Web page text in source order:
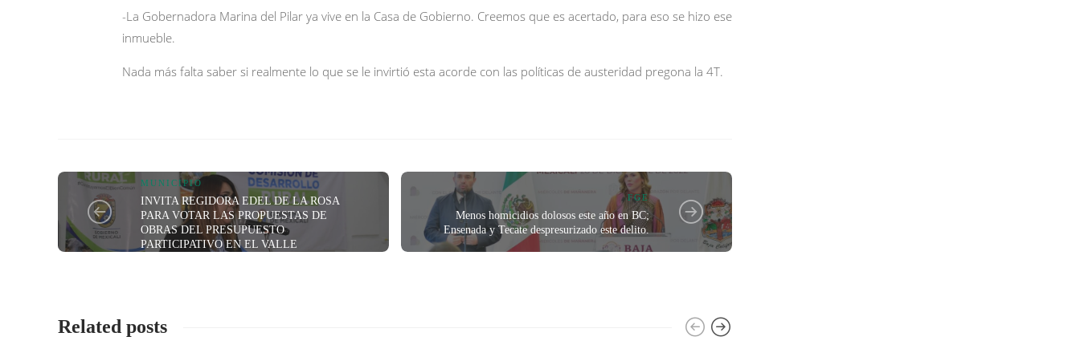
-La Gobernadora Marina del Pilar ya vive en la Casa de Gobierno. Creemos que es acertado, para eso se hizo ese
inmueble.
Nada más falta saber si realmente lo que se le invirtió esta acorde con las políticas de austeridad pregona la 4T.
MUNICIPIO
INVITA REGIDORA EDEL DE LA ROSA
PARA VOTAR LAS PROPUESTAS DE
OBRAS DEL PRESUPUESTO
PARTICIPATIVO EN EL VALLE
FGE
Menos homicidios dolosos este año en BC;
Ensenada y Tecate despresurizado este delito.
Related posts